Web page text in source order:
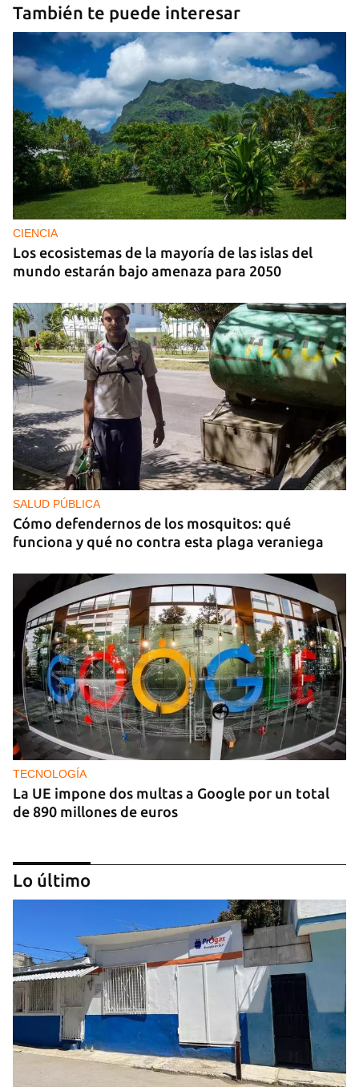
Guardar como favorito
Para poder guardar como favorito, primero has de
iniciar sesión con tu cuenta de 14ymedio.
INICIAR SESIÓN CANCELAR
También te puede interesar
CIENCIA
Los ecosistemas de la mayoría de las islas del
mundo estarán bajo amenaza para 2050
SALUD PÚBLICA
Cómo defendernos de los mosquitos: qué
funciona y qué no contra esta plaga veraniega
TECNOLOGÍA
La UE impone dos multas a Google por un total
de 890 millones de euros
IA
China lanza una organización internacional de
gobernanza de la IA con 29 países, entre ellos
Lo último